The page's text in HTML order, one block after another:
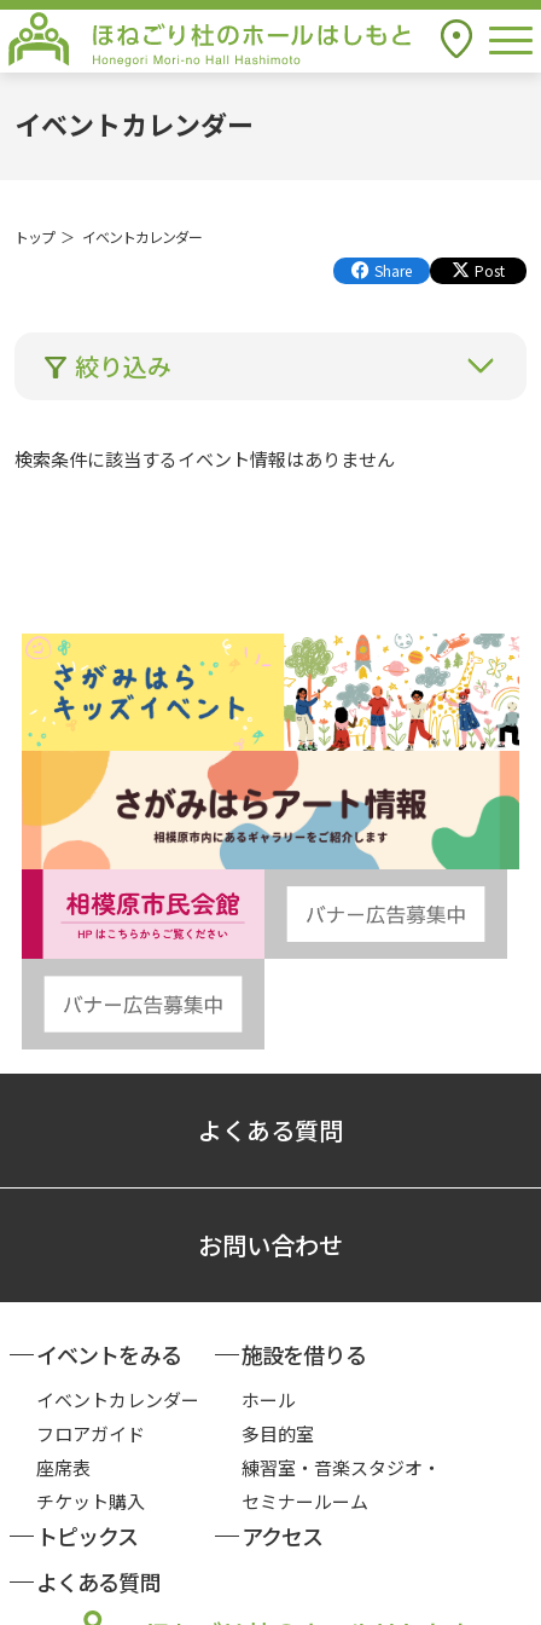
ほねごり杜のホールはしもと Honegori
Mori-no Hall Hashimoto
アクセス
イベントカレンダー
トップ
イベントカレンダー
Share
Post
絞り込み
検索条件に該当するイベント情報はありません
よくある質問
お問い合わせ
イベントをみる
イベントカレンダー
フロアガイド
座席表
チケット購入
施設を借りる
ホール
多目的室
練習室・音楽スタジオ・
セミナールーム
トピックス
アクセス
よくある質問